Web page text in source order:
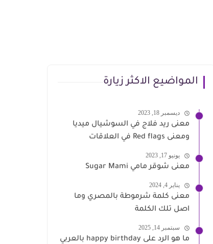
المواضيع الاكثر زيارة
ديسمبر 18, 2023
معنى ريد فلاج في السوشيال ميديا
ومعنى Red flags في العلاقات
يونيو 17, 2023
معنى شوقر مامي Sugar Mami
يناير 4, 2024
معنى كلمة شرموطة بالمصري وما
اصل تلك الكلمة
سبتمبر 14, 2025
ما هو الرد على happy birthday بالعربي